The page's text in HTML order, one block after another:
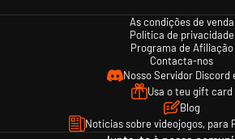
As condições de venda
Política de privacidade
Programa de Afiliação
Contacta-nos
Nosso Servidor Discord
Usa o teu gift card
Blog
Notícias sobre videojogos, para